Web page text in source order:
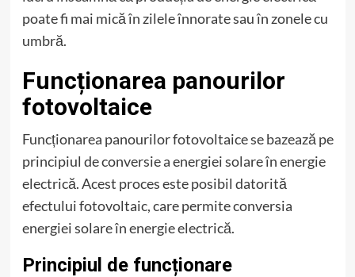
poate fi mai mică în zilele înnorate sau în zonele cu
umbră.
Funcționarea panourilor
fotovoltaice
Funcționarea panourilor fotovoltaice se bazează pe
principiul de conversie a energiei solare în energie
electrică. Acest proces este posibil datorită
efectului fotovoltaic, care permite conversia
energiei solare în energie electrică.
Principiul de funcționare